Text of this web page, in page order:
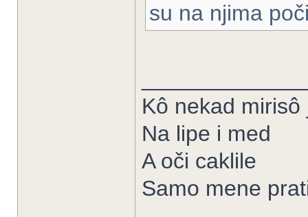
su na njima
Kô nekad mirisô
Na lipe i med
A oči caklile
Samo mene